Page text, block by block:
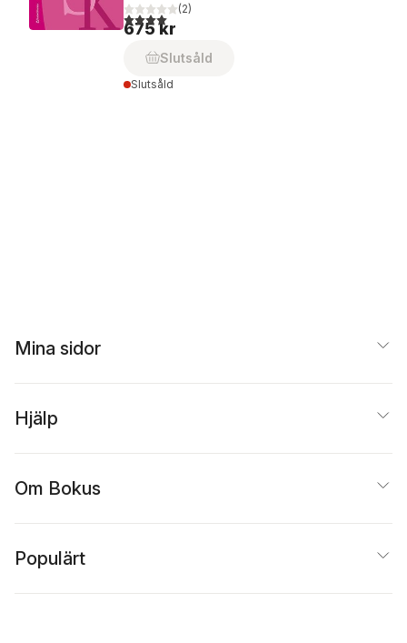
4,0utav 5 stjärnor. Totalt antal röster:
(2)
675 kr
Slutsåld
Slutsåld
Mina sidor
Hjälp
Om Bokus
Populärt